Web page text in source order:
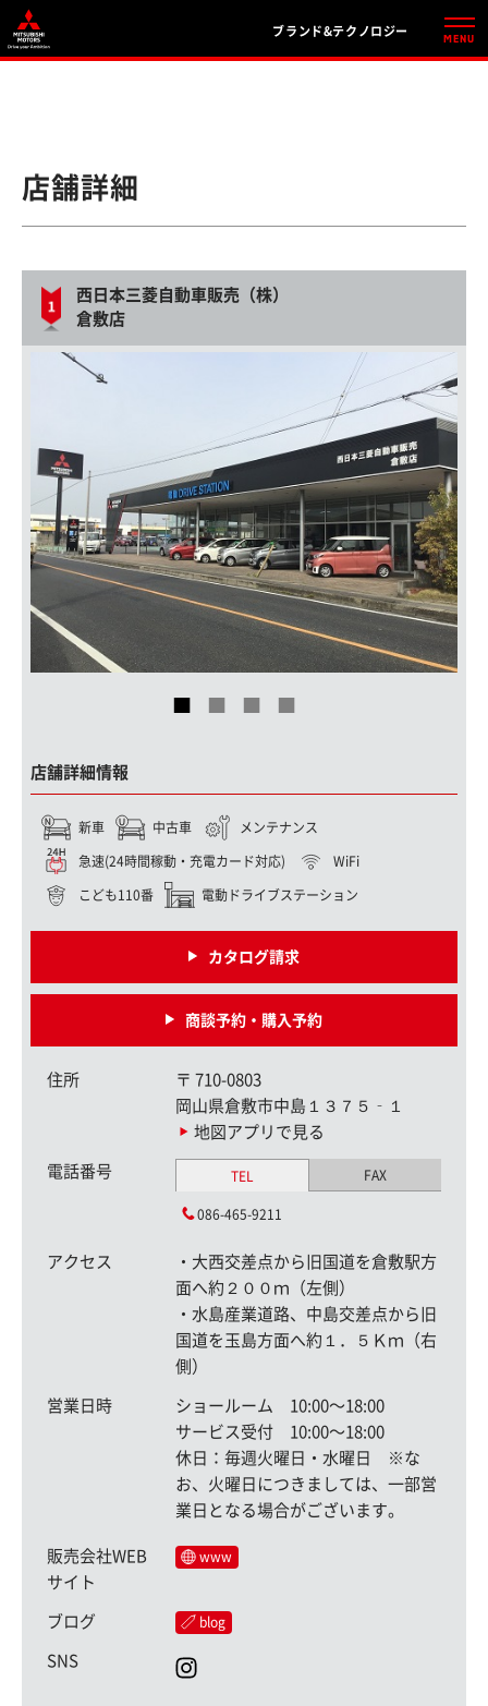
ブランド&テクノロジー
店舗詳細
西日本三菱自動車販売（株）
倉敷店
店舗詳細情報
新車 中古車 メンテナンス
急速(24時間稼動・充電カード対応) WiFi
こども110番 電動ドライブステーション
カタログ請求
商談予約・購入予約
住所 〒 710-0803
岡山県倉敷市中島１３７５‐１
地図アプリで見る
電話番号 TEL FAX
086-465-9211
アクセス
・大西交差点から旧国道を倉敷駅方
面へ約２００ｍ（左側）
・水島産業道路、中島交差点から旧
国道を玉島方面へ約１．５Ｋｍ（右
側）
営業日時
ショールーム 10:00〜18:00
サービス受付 10:00〜18:00
休日：毎週火曜日・水曜日 ※な
お、火曜日につきましては、一部営
業日となる場合がございます。
販売会社WEB
サイト
www
ブログ blog
SNS